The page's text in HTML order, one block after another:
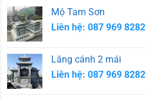
Mộ Tam Sơn
Liên hệ: 087 969 8282
Lăng cánh 2 mái
Liên hệ: 087 969 8282